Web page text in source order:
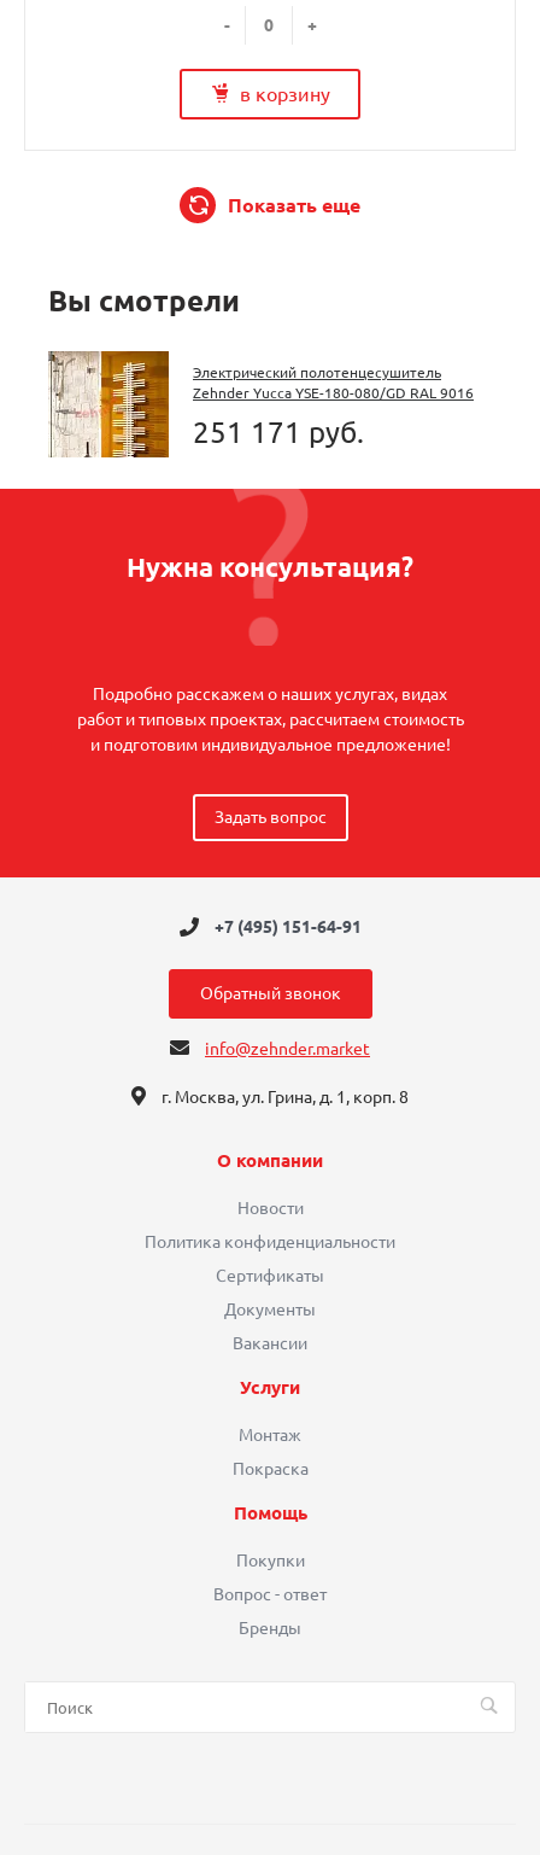
- +
в корзину
Показать еще
Вы смотрели
Электрический полотенцесушитель
Zehnder Yucca YSE-180-080/GD RAL 9016
251 171 руб.
Нужна консультация?
Подробно расскажем о наших услугах, видах
работ и типовых проектах, рассчитаем стоимость
и подготовим индивидуальное предложение!
Задать вопрос
+7 (495) 151-64-91
Обратный звонок
info@zehnder.market
г. Москва, ул. Грина, д. 1, корп. 8
О компании
Новости
Политика конфиденциальности
Сертификаты
Документы
Вакансии
Услуги
Монтаж
Покраска
Помощь
Покупки
Вопрос - ответ
Бренды